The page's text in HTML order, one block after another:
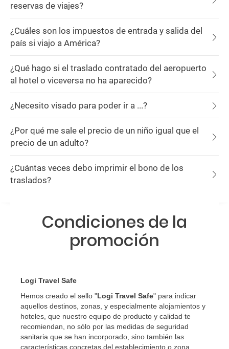
reservas de viajes?
¿Cuáles son los impuestos de entrada y salida del
país si viajo a América?
¿Qué hago si el traslado contratado del aeropuerto
al hotel o viceversa no ha aparecido?
¿Necesito visado para poder ir a ...?
¿Por qué me sale el precio de un niño igual que el
precio de un adulto?
¿Cuántas veces debo imprimir el bono de los
traslados?
Condiciones de la
promoción
Logi Travel Safe
Hemos creado el sello "Logi Travel Safe" para indicar
aquellos destinos, zonas, y especialmente alojamientos y
hoteles, que nuestro equipo de producto y calidad te
recomiendan, no sólo por las medidas de seguridad
sanitaria que se han incorporado, sino también las
características concretas del establecimiento o zona.